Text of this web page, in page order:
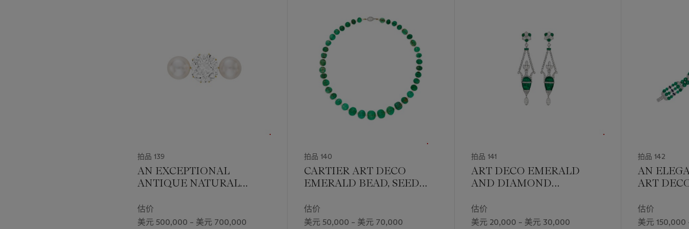
拍品 139
AN EXCEPTIONAL
ANTIQUE NATURAL
BROOCH
估价
美元 500,000 – 美元 700,000
拍品 140
CARTIER ART DECO
EMERALD BEAD, SEED
NECKLACE
估价
美元 50,000 – 美元 70,000
拍品 141
ART DECO EMERALD
AND DIAMOND
估价
美元 20,000 – 美元 30,000
拍品 142
AN
ART
估价
美元 150,000